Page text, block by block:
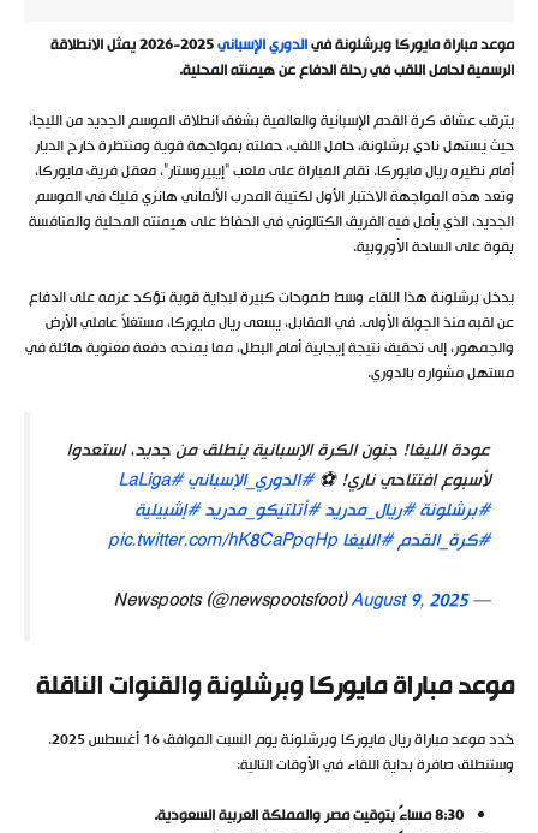
موعد مباراة مايوركا وبرشلونة فيالدوري الإسباني
2025-2026 يمثل الانطلاقة
الرسمية لحامل اللقب في رحلة الدفاع عن هيمنته المحلية.
يترقب عشاق كرة القدم الإسبانية والعالمية بشغف انطلاق الموسم الجديد من الليجا،
حيث يستهل نادي برشلونة، حامل اللقب، حملته بمواجهة قوية ومنتظرة خارج الديار
أمام نظيره ريال مايوركا. تقام المباراة على ملعب “إيبيروستار”، معقل فريق مايوركا،
وتعد هذه المواجهة الاختبار الأول لكتيبة المدرب الألماني هانزي فليك في الموسم
الجديد، الذي يأمل فيه الفريق الكتالوني في الحفاظ على هيمنته المحلية والمنافسة
بقوة على الساحة الأوروبية.
يدخل برشلونة هذا اللقاء وسط طموحات كبيرة لبداية قوية تؤكد عزمه على الدفاع
عن لقبه منذ الجولة الأولى. في المقابل، يسعى ريال مايوركا، مستغلاً عاملي الأرض
والجمهور، إلى تحقيق نتيجة إيجابية أمام البطل، مما يمنحه دفعة معنوية هائلة في
مستهل مشواره بالدوري.
عودة الليغا! جنون الكرة الإسبانية ينطلق من جديد، استعدوا
لأسبوع افتتاحي ناري! ⚽#الدوري_الإسباني#LaLiga
#برشلونة#ريال_مدريد#أتلتيكو_مدريد#إشبيلية
#كرة_القدم#الليغاpic.twitter.com/hK8CaPpqHp
— Newspoots (@newspootsfoot)
August 9, 2025
موعد مباراة مايوركا وبرشلونة والقنوات الناقلة
حُدد موعد مباراة ريال مايوركا وبرشلونة يوم السبت الموافق 16 أغسطس 2025.
وستنطلق صافرة بداية اللقاء في الأوقات التالية:
8:30 مساءً بتوقيت مصر والمملكة العربية السعودية.